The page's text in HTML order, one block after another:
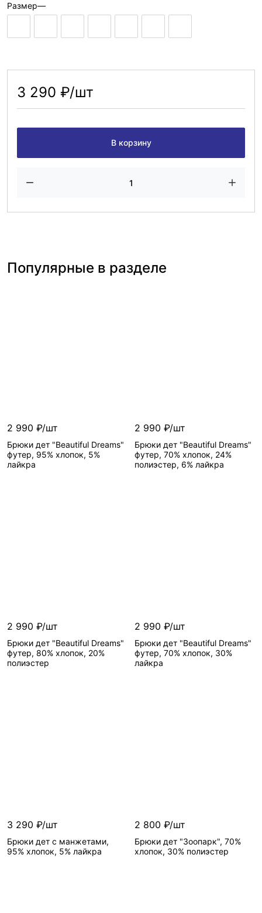
Размер—
3 290 ₽/шт
В корзину
Популярные в разделе
2 990 ₽/шт
Брюки дет "Beautiful Dreams"
футер, 95% хлопок, 5%
лайкра
2 990 ₽/шт
Брюки дет "Beautiful Dreams"
футер, 70% хлопок, 24%
полиэстер, 6% лайкра
2 990 ₽/шт
Брюки дет "Beautiful Dreams"
футер, 80% хлопок, 20%
полиэстер
2 990 ₽/шт
Брюки дет "Beautiful Dreams"
футер, 70% хлопок, 30%
лайкра
3 290 ₽/шт
Брюки дет с манжетами,
95% хлопок, 5% лайкра
2 800 ₽/шт
Брюки дет "Зоопарк", 70%
хлопок, 30% полиэстер